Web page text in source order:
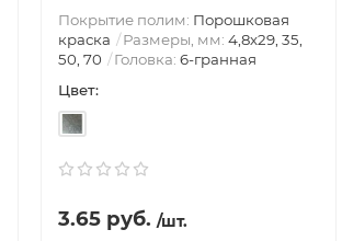
Покрытие полим: Порошковая
краска
Размеры, мм: 4,8х29, 35,
50, 70
Головка: 6-гранная
Цвет:
3.65 руб. /шт.